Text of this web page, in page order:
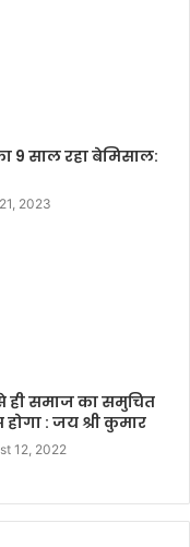
9 साल रहा बेमिसाल:
2023
से ही समाज का समुचित
: जय श्री कुमार
12, 2022